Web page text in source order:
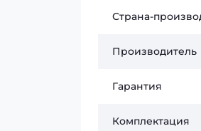
Страна-
Производитель
Гарантия
Комплектация